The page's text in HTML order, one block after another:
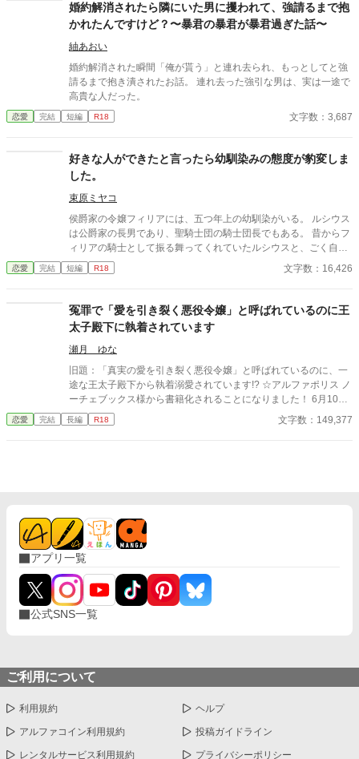
婚約解消されたら隣にいた男に攫われて、強請るまで抱
かれたんですけど？〜暴君の暴君が暴君過ぎた話〜
紬あおい
婚約解消された瞬間「俺が貰う」と連れ去られ、もっとしてと強
請るまで抱き潰されたお話。 連れ去った強引な男は、実は一途で
高貴な人だった。
恋愛 完結 短編 R18 文字数：3,687
好きな人ができたと言ったら幼馴染みの態度が豹変しま
した。
束原ミヤコ
侯爵家の令嬢フィリアには、五つ年上の幼馴染がいる。 ルシウス
は公爵家の長男であり、聖騎士団の騎士団長でもある。 昔からフ
ィリアの騎士として振る舞ってくれていたルシウスと、ごく自然
に婚約者になっていた。 しかし、ある日の夜会で、「ルシウス様
はわがままな妹と結婚をしなければならず、可哀想」という噂話
ないのだと気づいたフィリアは、ルシウスに告げる。 「私、好き
な人ができました」 だから、あなたとは結婚できないのだという
嘘を──。
恋愛 完結 短編 R18 文字数：16,426
冤罪で「愛を引き裂く悪役令嬢」と呼ばれているのに王
太子殿下に執着されています
瀬月 ゆな
旧題：「真実の愛を引き裂く悪役令嬢」と呼ばれているのに、一
途な王太子殿下から執着溺愛されています!? ☆アルファポリス ノ
ーチェブックス様から書籍化されることになりました！ 6月10日
以降は書籍版の内容に差し替えされ、レンタルでの公開となりま
す。 その他、詳しくは近況ボードをご覧下さい。 「セレスティア
身体を開かれてしまい――！？ ☆タイトルは変更になるかもしれ
ません ☆3月25日22時更新分にて完結しました
恋愛 完結 長編 R18 文字数：149,377
アプリ一覧
公式SNS一覧
ご利用について
利用規約 ヘルプ
アルファコイン利用規約 投稿ガイドライン
レンタルサービス利用規約 プライバシーポリシー